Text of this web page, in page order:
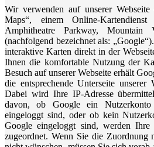
Wir verwenden auf unserer
Maps“, einem Online-
Amphitheatre Parkway,
(nachfolgend bezeichnet als:
interaktive Karten direkt in der
Ihnen die komfortable Nutzung der
Besuch auf unserer Webseite erhält
die entsprechende Unterseite unserer
Dabei wird Ihre IP-Adresse
davon, ob Google ein
eingeloggt sind, oder ob kein
Google eingeloggt sind, werden
zugeordnet. Wenn Sie die